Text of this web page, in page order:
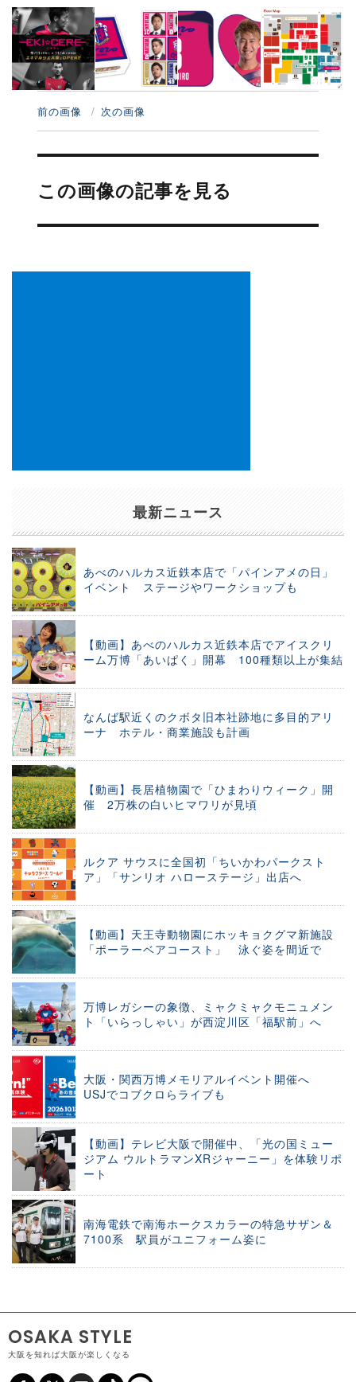
前の画像 次の画像
投
ナ
ビ
ー
この画像の記事を見る
最新ニュース
あべのハルカス近鉄本店で「パインアメの日」
イベント ステージやワークショップも
【動画】あべのハルカス近鉄本店でアイスクリ
ーム万博「あいぱく」開幕 100種類以上が集結
なんば駅近くのクボタ旧本社跡地に多目的アリ
ーナ ホテル・商業施設も計画
【動画】長居植物園で「ひまわりウィーク」開
催 2万株の白いヒマワリが見頃
ルクア サウスに全国初「ちいかわパークスト
ア」「サンリオ ハローステージ」出店へ
【動画】天王寺動物園にホッキョクグマ新施設
「ポーラーベアコースト」 泳ぐ姿を間近で
万博レガシーの象徴、ミャクミャクモニュメン
ト「いらっしゃい」が西淀川区「福駅前」へ
大阪・関西万博メモリアルイベント開催へ
USJでコブクロらライブも
【動画】テレビ大阪で開催中、「光の国ミュー
ジアム ウルトラマンXRジャーニー」を体験リポ
ート
南海電鉄で南海ホークスカラーの特急サザン＆
7100系 駅員がユニフォーム姿に
OSAKA STYLE
大阪を知れば大阪が楽しくなる